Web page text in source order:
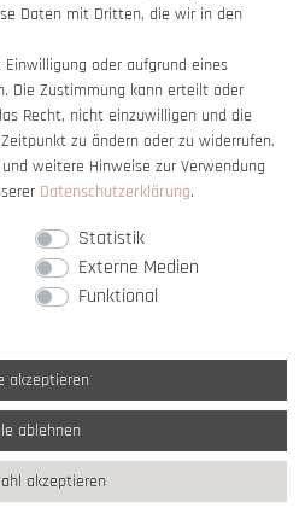
widerrufen
gesetzl. MwSt. undzzgl. Versandkosten
2007-2026 Schmuck Krone / Alle
bycreateyourtemplate
Daten mit Dritten, die wir in den
oder aufgrund eines
Die Zustimmung kann erteilt oder
Recht, nicht einzuwilligen und die
zu ändern oder zu widerrufen.
und weitere Hinweise zur Verwendung
Daten­schutz­erklärung.
Statistik
Externe Medien
Funktional
akzeptieren
ablehnen
akzeptieren